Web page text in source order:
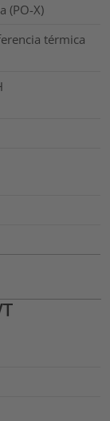
(PO-X)
térmica